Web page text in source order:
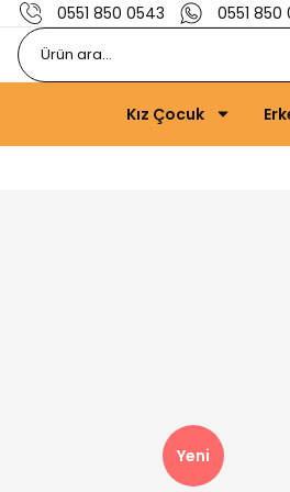
0551 850 0543 0551 850
Kız Çocuk
Yeni